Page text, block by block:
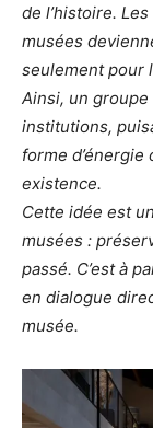
de l’histoire.
musées
seulement pour
Ainsi, un
institutions,
forme
existence.
Cette idée est
musées :
passé. C’est à
en dialogue
musée.